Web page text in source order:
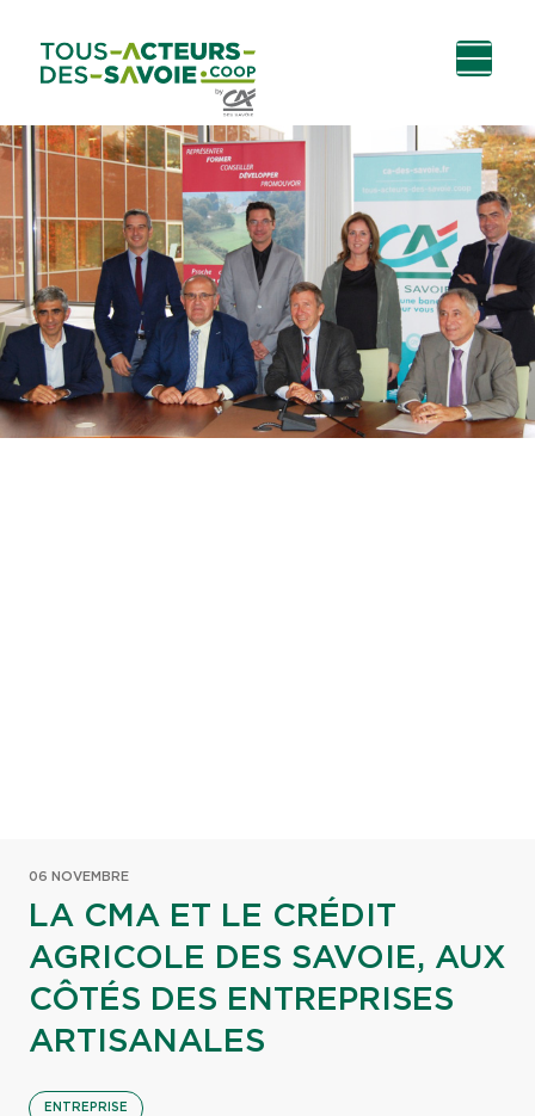
contenu
principal
06 NOVEMBRE
LA CMA ET LE CRÉDIT
AGRICOLE DES SAVOIE, AUX
CÔTÉS DES ENTREPRISES
ARTISANALES
ENTREPRISE